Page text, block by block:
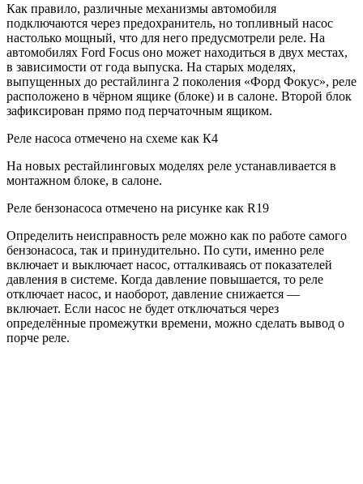
Как правило, различные механизмы автомобиля
подключаются через предохранитель, но топливный насос
настолько мощный, что для него предусмотрели реле. На
автомобилях Ford Focus оно может находиться в двух местах,
в зависимости от года выпуска. На старых моделях,
выпущенных до рестайлинга 2 поколения «Форд Фокус», реле
расположено в чёрном ящике (блоке) и в салоне. Второй блок
зафиксирован прямо под перчаточным ящиком.
Реле насоса отмечено на схеме как К4
На новых рестайлинговых моделях реле устанавливается в
монтажном блоке, в салоне.
Реле бензонасоса отмечено на рисунке как R19
Определить неисправность реле можно как по работе самого
бензонасоса, так и принудительно. По сути, именно реле
включает и выключает насос, отталкиваясь от показателей
давления в системе. Когда давление повышается, то реле
отключает насос, и наоборот, давление снижается —
включает. Если насос не будет отключаться через
определённые промежутки времени, можно сделать вывод о
порче реле.